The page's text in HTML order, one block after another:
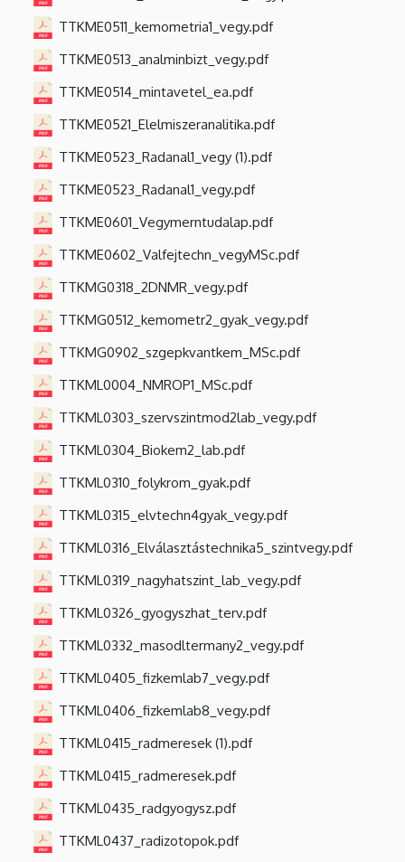
TTKME0511_kemometria1_vegy.pdf
TTKME0513_analminbizt_vegy.pdf
TTKME0514_mintavetel_ea.pdf
TTKME0521_Elelmiszeranalitika.pdf
TTKME0523_Radanal1_vegy (1).pdf
TTKME0523_Radanal1_vegy.pdf
TTKME0601_Vegymerntudalap.pdf
TTKME0602_Valfejtechn_vegyMSc.pdf
TTKMG0318_2DNMR_vegy.pdf
TTKMG0512_kemometr2_gyak_vegy.pdf
TTKMG0902_szgepkvantkem_MSc.pdf
TTKML0004_NMROP1_MSc.pdf
TTKML0303_szervszintmod2lab_vegy.pdf
TTKML0304_Biokem2_lab.pdf
TTKML0310_folykrom_gyak.pdf
TTKML0315_elvtechn4gyak_vegy.pdf
TTKML0316_Elválasztástechnika5_szintvegy.pdf
TTKML0319_nagyhatszint_lab_vegy.pdf
TTKML0326_gyogyszhat_terv.pdf
TTKML0332_masodltermany2_vegy.pdf
TTKML0405_fizkemlab7_vegy.pdf
TTKML0406_fizkemlab8_vegy.pdf
TTKML0415_radmeresek (1).pdf
TTKML0415_radmeresek.pdf
TTKML0435_radgyogysz.pdf
TTKML0437_radizotopok.pdf